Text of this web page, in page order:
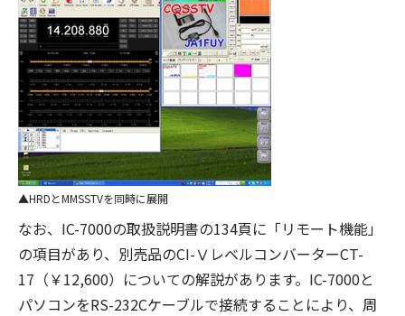
HRDとMMSSTVを同時に展開
なお、IC-7000の取扱説明書の134頁に「リモート機能」
の項目があり、別売品のCI-ⅤレベルコンバーターCT-
17（￥12,600）についての解説があります。IC-7000と
パソコンをRS-232Cケーブルで接続することにより、周